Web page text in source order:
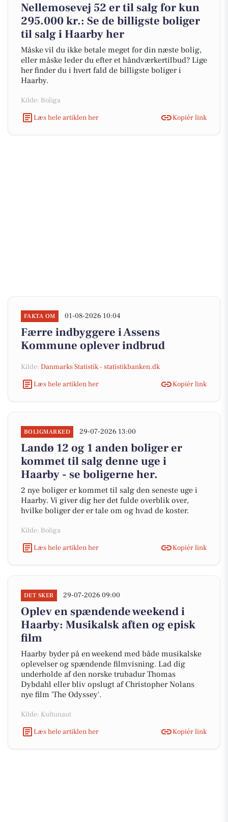
Nellemosevej 52 er til salg for kun
295.000 kr.: Se de billigste boliger
til salg i Haarby her
Måske vil du ikke betale meget for din næste bolig,
eller måske leder du efter et håndværkertilbud? Lige
her finder du i hvert fald de billigste boliger i
Haarby.
Kilde: Boliga
Læs hele artiklen her
Kopiér link
FAKTA OM 01-08-2026 10:04
Færre indbyggere i Assens
Kommune oplever indbrud
Kilde: Danmarks Statistik - statistikbanken.dk
Læs hele artiklen her
Kopiér link
BOLIGMARKED 29-07-2026 13:00
Landø 12 og 1 anden boliger er
kommet til salg denne uge i
Haarby - se boligerne her.
2 nye boliger er kommet til salg den seneste uge i
Haarby. Vi giver dig her det fulde overblik over,
hvilke boliger der er tale om og hvad de koster.
Kilde: Boliga
Læs hele artiklen her
Kopiér link
DET SKER 29-07-2026 09:00
Oplev en spændende weekend i
Haarby: Musikalsk aften og episk
film
Haarby byder på en weekend med både musikalske
oplevelser og spændende filmvisning. Lad dig
underholde af den norske trubadur Thomas
Dybdahl eller bliv opslugt af Christopher Nolans
nye film 'The Odyssey'.
Kilde: Kultunaut
Læs hele artiklen her
Kopiér link